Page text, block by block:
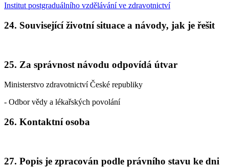
Institut postgraduálního vzdělávání ve zdravotnictví
24. Související životní situace a návody, jak je řešit
25. Za správnost návodu odpovídá útvar
Ministerstvo zdravotnictví České republiky
- Odbor vědy a lékařských povolání
26. Kontaktní osoba
27. Popis je zpracován podle právního stavu ke dni